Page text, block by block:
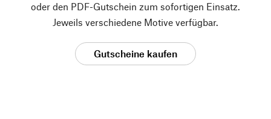
oder den PDF-Gutschein zum sofortigen Einsatz.
Jeweils verschiedene Motive verfügbar.
Gutscheine kaufen